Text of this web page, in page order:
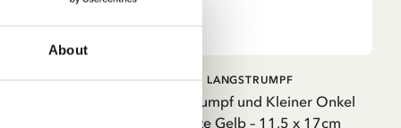
About
AUSVERKAUFT
Pippi Langstrumpf und Kleiner Onkel
Doppelkarte Gelb – 11,5 x 17cm
PIPPI LANGSTRUMPF